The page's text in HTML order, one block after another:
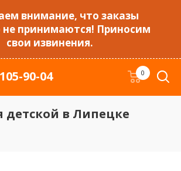
внимание, что заказы
не принимаются! Приносим
свои извинения.
90-04 0
детской в Липецке